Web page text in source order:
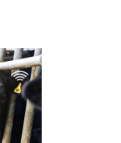
杜绝盗版商